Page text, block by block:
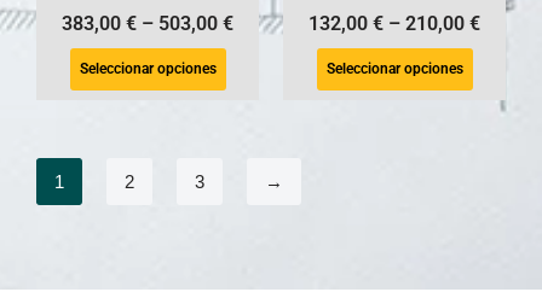
383,00 € – 503,00 €
Seleccionar opciones
132,00 € – 210,00 €
Seleccionar opciones
1 2 3 →